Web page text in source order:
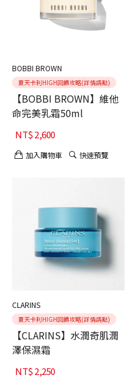
BOBBI BROWN
夏天卡利HIGH回饋攻略(詳情請點)
【BOBBI BROWN】維他
命完美乳霜50ml
NT$2,600
加入購物車 快速預覽
CLARINS
夏天卡利HIGH回饋攻略(詳情請點)
【CLARINS】水潤奇肌潤
澤保濕霜
NT$2,250